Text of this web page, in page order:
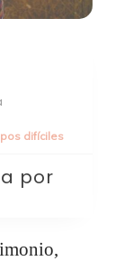
difíciles
por